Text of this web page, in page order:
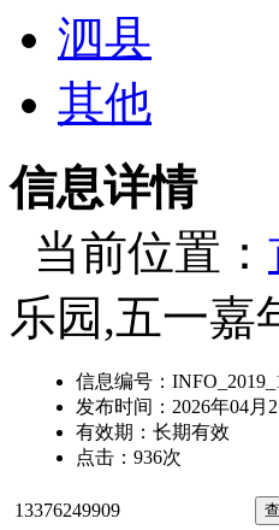
泗县
其他
信息详情
当前位置：
乐园,五一嘉
信息编号：
发布时间： 2026年04月
有效期： 长期有效
点击： 936次
13376249909